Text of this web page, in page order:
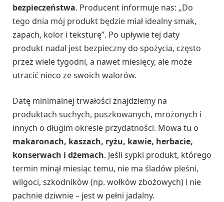
bezpieczeństwa. Producent informuje nas: „Do
tego dnia mój produkt będzie miał idealny smak,
zapach, kolor i teksturę”. Po upływie tej daty
produkt nadal jest bezpieczny do spożycia, często
przez wiele tygodni, a nawet miesięcy, ale może
utracić nieco ze swoich walorów.
Datę minimalnej trwałości znajdziemy na
produktach suchych, puszkowanych, mrożonych i
innych o długim okresie przydatności. Mowa tu o
makaronach, kaszach, ryżu, kawie, herbacie,
konserwach i dżemach. Jeśli sypki produkt, którego
termin minął miesiąc temu, nie ma śladów pleśni,
wilgoci, szkodników (np. wołków zbożowych) i nie
pachnie dziwnie – jest w pełni jadalny.